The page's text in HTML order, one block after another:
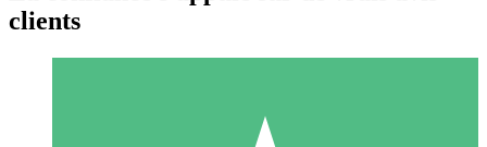
clients